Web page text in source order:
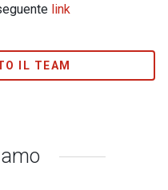
link
IL TEAM